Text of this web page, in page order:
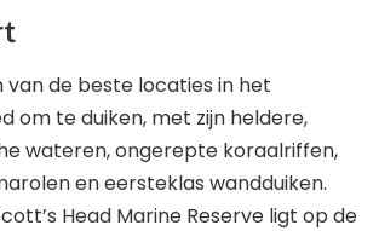
van de beste locaties in het
om te duiken, met zijn heldere,
wateren, ongerepte koraalriffen,
en eersteklas wandduiken.
Head Marine Reserve ligt op de